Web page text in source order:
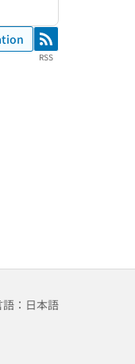
RSS
RSS
語：日本語